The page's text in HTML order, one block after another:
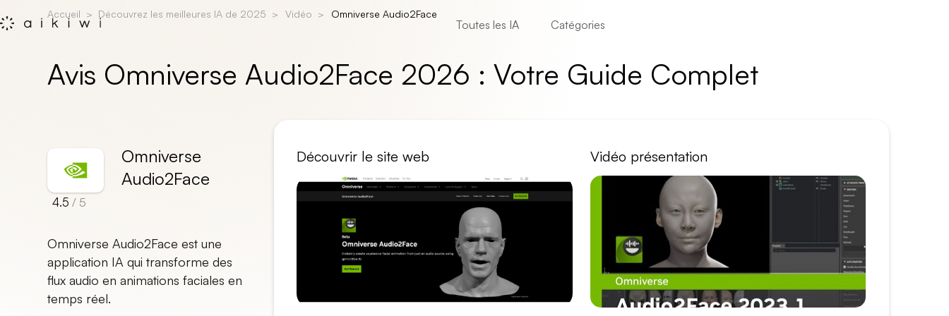
Toutes les IA Catégories
Accueil Découvrez les meilleures IA de 2025 Vidéo Omniverse Audio2Face
Avis Omniverse Audio2Face 2026 : Votre Guide Complet
Omniverse
Audio2Face
4.5 / 5
Omniverse Audio2Face est une
application IA qui transforme des
flux audio en animations faciales en
temps réel.
Découvrir le site web Vidéo présentation